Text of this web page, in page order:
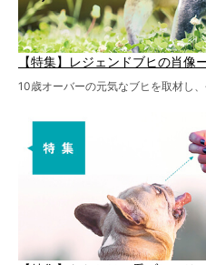
【特集】レジェンドブヒの肖像
10歳オーバーの元気なブヒを取材し、